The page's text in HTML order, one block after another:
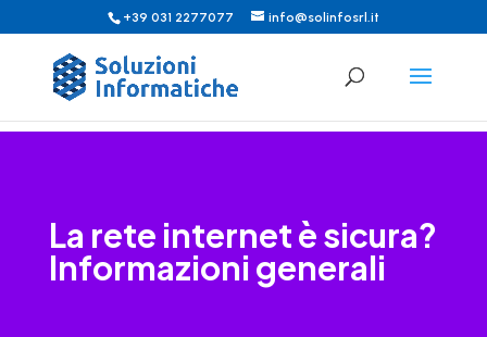
+39 031 2277077 info@solinfosrl.it
La rete internet è sicura?
Informazioni generali